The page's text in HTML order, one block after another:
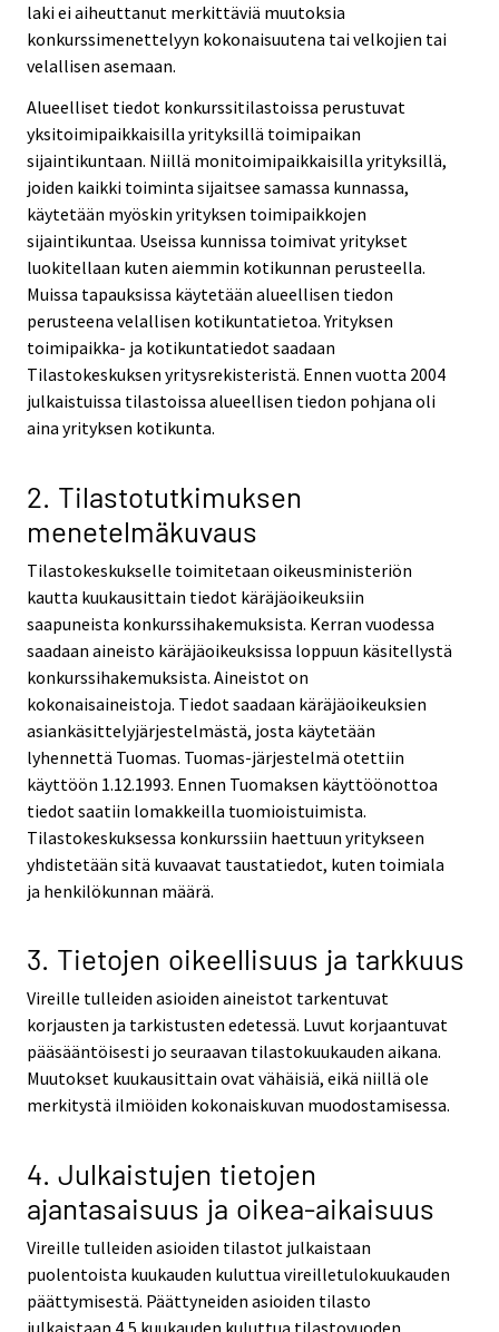
laki ei aiheuttanut merkittäviä muutoksia
konkurssimenettelyyn kokonaisuutena tai velkojien tai
velallisen asemaan.
Alueelliset tiedot konkurssitilastoissa perustuvat
yksitoimipaikkaisilla yrityksillä toimipaikan
sijaintikuntaan. Niillä monitoimipaikkaisilla yrityksillä,
joiden kaikki toiminta sijaitsee samassa kunnassa,
käytetään myöskin yrityksen toimipaikkojen
sijaintikuntaa. Useissa kunnissa toimivat yritykset
luokitellaan kuten aiemmin kotikunnan perusteella.
Muissa tapauksissa käytetään alueellisen tiedon
perusteena velallisen kotikuntatietoa. Yrityksen
toimipaikka- ja kotikuntatiedot saadaan
Tilastokeskuksen yritysrekisteristä. Ennen vuotta 2004
julkaistuissa tilastoissa alueellisen tiedon pohjana oli
aina yrityksen kotikunta.
2. Tilastotutkimuksen
menetelmäkuvaus
Tilastokeskukselle toimitetaan oikeusministeriön
kautta kuukausittain tiedot käräjäoikeuksiin
saapuneista konkurssihakemuksista. Kerran vuodessa
saadaan aineisto käräjäoikeuksissa loppuun käsitellystä
konkurssihakemuksista. Aineistot on
kokonaisaineistoja. Tiedot saadaan käräjäoikeuksien
asiankäsittelyjärjestelmästä, josta käytetään
lyhennettä Tuomas. Tuomas-järjestelmä otettiin
käyttöön 1.12.1993. Ennen Tuomaksen käyttöönottoa
tiedot saatiin lomakkeilla tuomioistuimista.
Tilastokeskuksessa konkurssiin haettuun yritykseen
yhdistetään sitä kuvaavat taustatiedot, kuten toimiala
ja henkilökunnan määrä.
3. Tietojen oikeellisuus ja tarkkuus
Vireille tulleiden asioiden aineistot tarkentuvat
korjausten ja tarkistusten edetessä. Luvut korjaantuvat
pääsääntöisesti jo seuraavan tilastokuukauden aikana.
Muutokset kuukausittain ovat vähäisiä, eikä niillä ole
merkitystä ilmiöiden kokonaiskuvan muodostamisessa.
4. Julkaistujen tietojen
ajantasaisuus ja oikea-aikaisuus
Vireille tulleiden asioiden tilastot julkaistaan
puolentoista kuukauden kuluttua vireilletulokuukauden
päättymisestä. Päättyneiden asioiden tilasto